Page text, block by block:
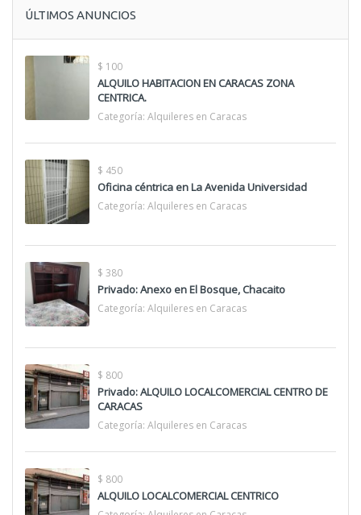
ÚLTIMOS ANUNCIOS
$ 100
ALQUILO HABITACION EN CARACAS ZONA
CENTRICA.
Categoría: Alquileres en Caracas
$ 450
Oficina céntrica en La Avenida Universidad
Categoría: Alquileres en Caracas
$ 380
Privado: Anexo en El Bosque, Chacaito
Categoría: Alquileres en Caracas
$ 800
Privado: ALQUILO LOCALCOMERCIAL CENTRO DE
CARACAS
Categoría: Alquileres en Caracas
$ 800
ALQUILO LOCALCOMERCIAL CENTRICO